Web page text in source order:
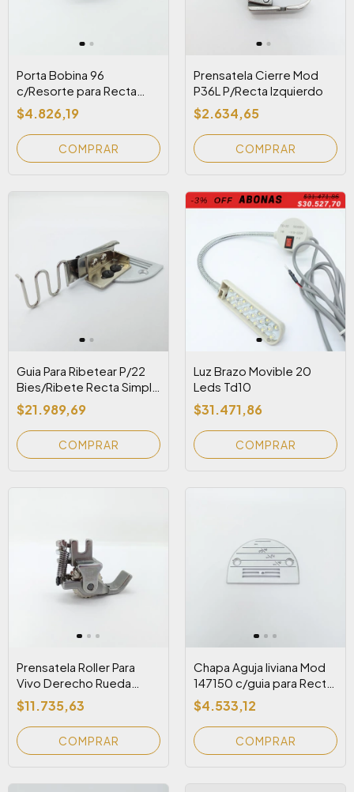
Porta Bobina 96
c/Resorte para Recta
Industral
$4.826,19
Prensatela Cierre Mod
P36L P/Recta Izquierdo
$2.634,65
Guia Para Ribetear P/22
Bies/Ribete Recta Simple
Y Doble
$21.989,69
Luz Brazo Movible 20
Leds Td10
$31.471,86
Prensatela Roller Para
Vivo Derecho Rueda
Plastica/metal (P69RH-
1/8rueda den)
$11.735,63
Chapa Aguja liviana Mod
147150 c/guia para Recta
Industrial
$4.533,12